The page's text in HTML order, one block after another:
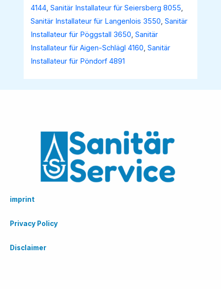
4144,Sanitär Installateur für Seiersberg 8055,
Sanitär Installateur für Langenlois 3550,Sanitär
Installateur für Pöggstall 3650,Sanitär
Installateur für Aigen-Schlägl 4160,Sanitär
Installateur für Pöndorf 4891
imprint
Privacy Policy
Disclaimer